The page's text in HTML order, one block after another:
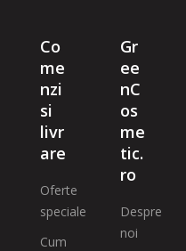
Co
me
nzi
si
livr
are
Oferte
speciale
Cum
Gr
ee
nC
os
me
tic.
ro
Despre
noi